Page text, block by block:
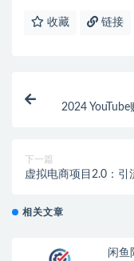
收藏 链接
2024
下一篇
虚拟电商项目2.0：引流+店铺收
相关文章
闲鱼